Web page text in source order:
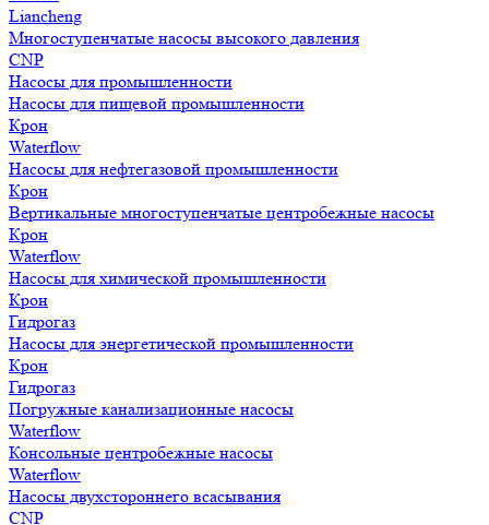
Liancheng
Многоступенчатые насосы высокого давления
CNP
Насосы для промышленности
Насосы для пищевой промышленности
Крон
Waterflow
Насосы для нефтегазовой промышленности
Крон
Вертикальные многоступенчатые центробежные насосы
Крон
Waterflow
Насосы для химической промышленности
Крон
Гидрогаз
Насосы для энергетической промышленности
Крон
Гидрогаз
Погружные канализационные насосы
Waterflow
Консольные центробежные насосы
Waterflow
Насосы двухстороннего всасывания
CNP